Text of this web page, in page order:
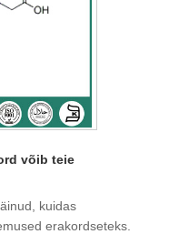
võib teie
kuidas
erakordseteks.